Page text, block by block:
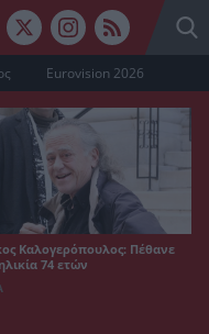
Eurovision 2026
Καλογερόπουλος: Πέθανε
74 ετών